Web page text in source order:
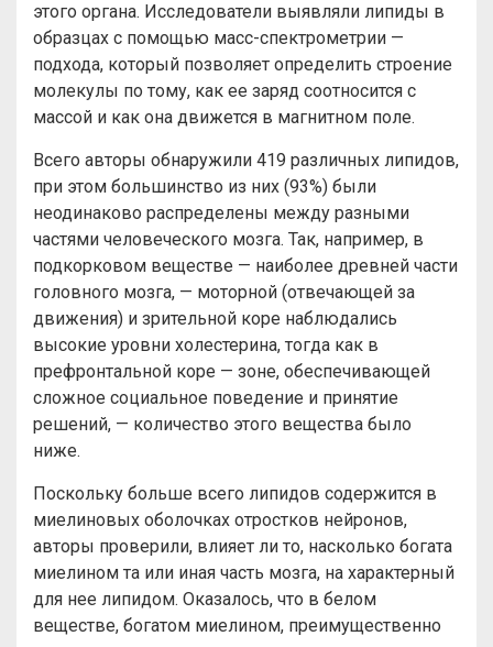
этого органа. Исследователи выявляли липиды в
образцах с помощью масс-спектрометрии —
подхода, который позволяет определить строение
молекулы по тому, как ее заряд соотносится с
массой и как она движется в магнитном поле.
Всего авторы обнаружили 419 различных липидов,
при этом большинство из них (93%) были
неодинаково распределены между разными
частями человеческого мозга. Так, например, в
подкорковом веществе — наиболее древней части
головного мозга, — моторной (отвечающей за
движения) и зрительной коре наблюдались
высокие уровни холестерина, тогда как в
префронтальной коре — зоне, обеспечивающей
сложное социальное поведение и принятие
решений, — количество этого вещества было
ниже.
Поскольку больше всего липидов содержится в
миелиновых оболочках отростков нейронов,
авторы проверили, влияет ли то, насколько богата
миелином та или иная часть мозга, на характерный
для нее липидом. Оказалось, что в белом
веществе, богатом миелином, преимущественно